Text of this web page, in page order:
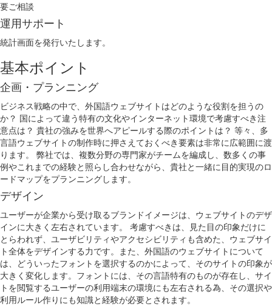
要ご相談
運用サポート
統計画面を発行いたします。
基本ポイント
企画・プランニング
ビジネス戦略の中で、外国語ウェブサイトはどのような役割を担うの
か？ 国によって違う特有の文化やインターネット環境で考慮すべき注
意点は？ 貴社の強みを世界へアピールする際のポイントは？ 等々、多
言語ウェブサイトの制作時に押さえておくべき要素は非常に広範囲に渡
ります。 弊社では、複数分野の専門家がチームを編成し、数多くの事
例やこれまでの経験と照らし合わせながら、貴社と一緒に目的実現のロ
ードマップをプランニングします。
デザイン
ユーザーが企業から受け取るブランドイメージは、ウェブサイトのデザ
インに大きく左右されています。 考慮すべきは、見た目の印象だけに
とらわれず、ユーザビリティやアクセシビリティも含めた、ウェブサイ
ト全体をデザインする力です。また、外国語のウェブサイトについて
は、どういったフォントを選択するのかによって、そのサイトの印象が
大きく変化します。フォントには、その言語特有のものが存在し、サイ
トを閲覧するユーザーの利用端末の環境にも左右される為、その選択や
利用ルール作りにも知識と経験が必要とされます。